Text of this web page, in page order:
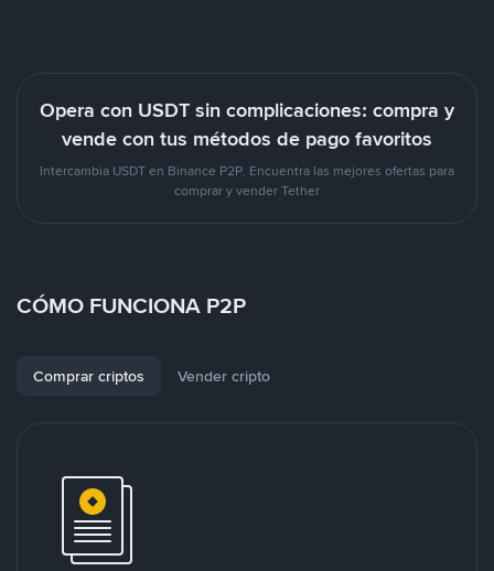
Opera con USDT sin complicaciones: compra y
vende con tus métodos de pago favoritos
Intercambia USDT en Binance P2P. Encuentra las mejores ofertas para
comprar y vender Tether
CÓMO FUNCIONA P2P
Comprar criptos Vender cripto